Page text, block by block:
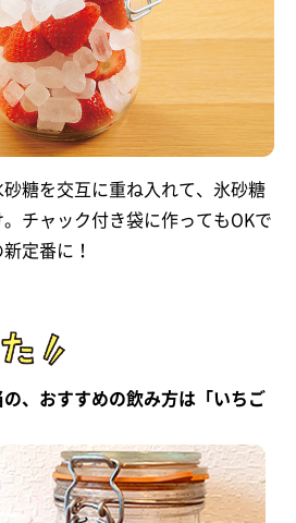
糖を交互に重ね入れて、氷砂糖
チャック付き袋に作ってもOKで
定番に！
、おすすめの飲み方は「いちご